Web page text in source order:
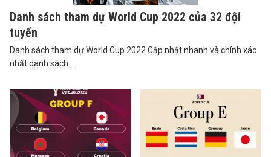
Danh sách tham dự World Cup 2022 của 32 đội
tuyển
Danh sách tham dự World Cup 2022.Cập nhật nhanh và chính xác
nhất danh sách ...